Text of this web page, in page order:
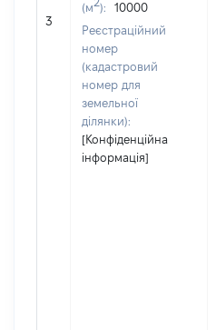
3
(м ):
10000
Реєстраційний
номер
(кадастровий
номер для
земельної
ділянки):
[Конфіденційна
інформація]